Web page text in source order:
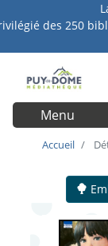
La
des 250
UserMenu
Accueil